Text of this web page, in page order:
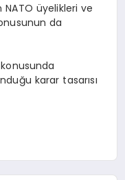
NATO üyelikleri ve
da
konusunda
karar tasarısı